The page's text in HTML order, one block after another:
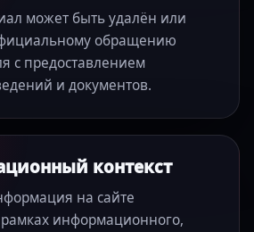
может быть удалён или
обращению
с предоставлением
и документов.
контекст
на сайте
информационного,